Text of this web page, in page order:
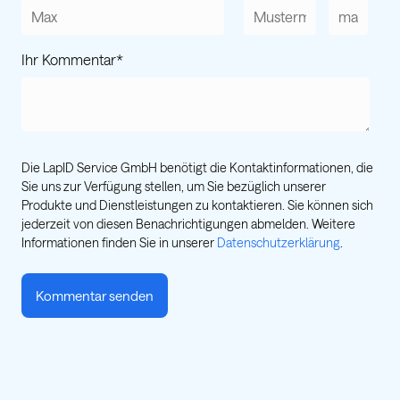
Ihr Kommentar*
Die LapID Service GmbH benötigt die Kontaktinformationen, die
Sie uns zur Verfügung stellen, um Sie bezüglich unserer
Produkte und Dienstleistungen zu kontaktieren. Sie können sich
jederzeit von diesen Benachrichtigungen abmelden. Weitere
Informationen finden Sie in unserer Datenschutzerklärung